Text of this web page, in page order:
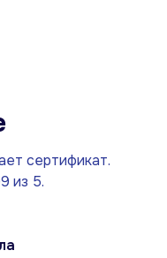
сертификат.
из 5.